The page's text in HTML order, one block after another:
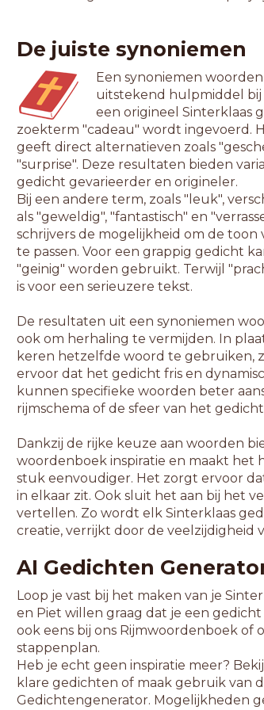
De juiste synoniemen
Een synoniemen
uitstekend hulpmiddel bij
een origineel Sinterklaas
zoekterm "cadeau" wordt ingevoerd.
geeft direct alternatieven zoals
"surprise". Deze resultaten bieden
gedicht gevarieerder en origineler.
Bij een andere term, zoals "leuk",
als "geweldig", "fantastisch" en
schrijvers de mogelijkheid om de toon
te passen. Voor een grappig gedicht
"geinig" worden gebruikt. Terwijl
is voor een serieuzere tekst.
De resultaten uit een synoniemen
ook om herhaling te vermijden. In
keren hetzelfde woord te gebruiken,
ervoor dat het gedicht fris en
kunnen specifieke woorden beter
rijmschema of de sfeer van het
Dankzij de rijke keuze aan woorden
woordenboek inspiratie en maakt het
stuk eenvoudiger. Het zorgt ervoor
in elkaar zit. Ook sluit het aan bij het
vertellen. Zo wordt elk Sinterklaas
creatie, verrijkt door de veelzijdigheid
AI Gedichten
Loop je vast bij het maken van je
en Piet willen graag dat je een gedicht
ook eens bij ons Rijmwoordenboek of
stappenplan.
Heb je echt geen inspiratie meer?
klare gedichten of maak gebruik van
Gedichtengenerator. Mogelijkheden